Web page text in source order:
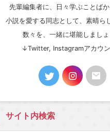
先輩編集者に、日々学ぶことばか
小説を愛する同志として、素晴ら
数々を、一緒に堪能しましょ
↓Twitter, Instagramアカウ
サイト内検索